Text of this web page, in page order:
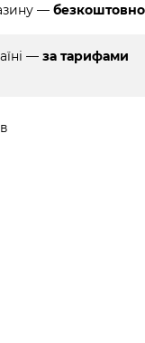
— безкоштовно
— за тарифами